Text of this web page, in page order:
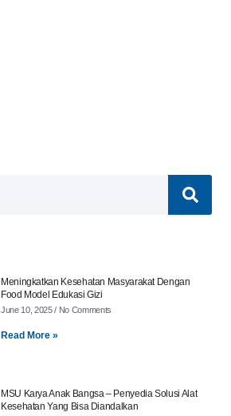
Meningkatkan Kesehatan Masyarakat Dengan
Food Model Edukasi Gizi
June 10, 2025 No Comments
Read More »
MSU Karya Anak Bangsa – Penyedia Solusi Alat
Kesehatan Yang Bisa Diandalkan